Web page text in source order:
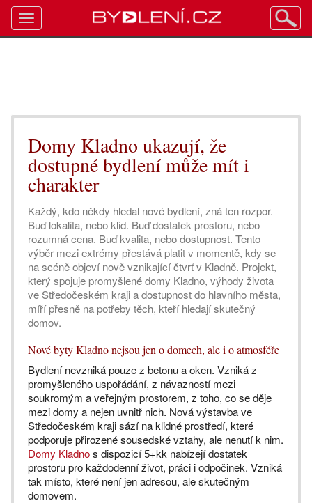
Domy Kladno ukazují, že
dostupné bydlení může mít i
charakter
Každý, kdo někdy hledal nové bydlení, zná ten rozpor.
Buď lokalita, nebo klid. Buď dostatek prostoru, nebo
rozumná cena. Buď kvalita, nebo dostupnost. Tento
výběr mezi extrémy přestává platit v momentě, kdy se
na scéně objeví nově vznikající čtvrť v Kladně. Projekt,
který spojuje promyšlené domy Kladno, výhody života
ve Středočeském kraji a dostupnost do hlavního města,
míří přesně na potřeby těch, kteří hledají skutečný
domov.
Nové byty Kladno nejsou jen o domech, ale i o atmosféře
Bydlení nevzniká pouze z betonu a oken. Vzniká z
promyšleného uspořádání, z návazností mezi
soukromým a veřejným prostorem, z toho, co se děje
mezi domy a nejen uvnitř nich. Nová výstavba ve
Středočeském kraji sází na klidné prostředí, které
podporuje přirozené sousedské vztahy, ale nenutí k nim.
Domy Kladnos dispozicí 5+kk nabízejí dostatek
prostoru pro každodenní život, práci i odpočinek. Vzniká
tak místo, které není jen adresou, ale skutečným
domovem.
Toggle
navigation